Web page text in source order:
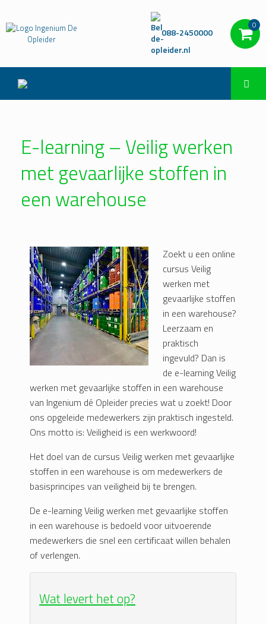
088-2450000
0
E-learning – Veilig werken
met gevaarlijke stoffen in
een warehouse
Zoekt u een online
cursus Veilig
werken met
gevaarlijke stoffen
in een warehouse?
Leerzaam en
praktisch
ingevuld? Dan is
de e-learning Veilig
werken met gevaarlijke stoffen in een warehouse
van Ingenium dé Opleider precies wat u zoekt! Door
ons opgeleide medewerkers zijn praktisch ingesteld.
Ons motto is: Veiligheid is een werkwoord!
Het doel van de cursus Veilig werken met gevaarlijke
stoffen in een warehouse is om medewerkers de
basisprincipes van veiligheid bij te brengen.
De e-learning Veilig werken met gevaarlijke stoffen
in een warehouse is bedoeld voor uitvoerende
medewerkers die snel een certificaat willen behalen
of verlengen.
Wat levert het op?